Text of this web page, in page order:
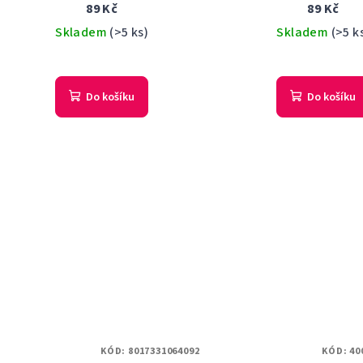
89 Kč
Skladem (>5 ks)
Do košíku
89 Kč
Skladem (>5
Do košíku
KÓD: 8017331064092 KÓD: